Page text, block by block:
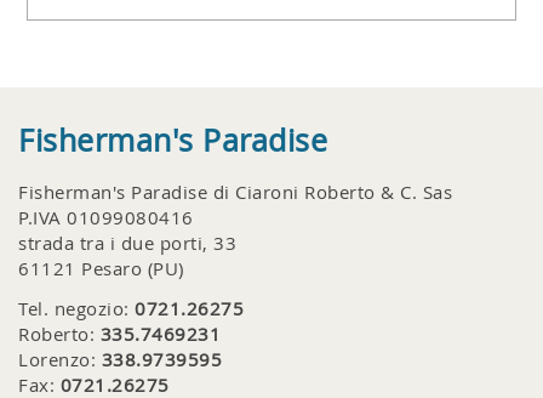
Fisherman's Paradise
Fisherman's Paradise di Ciaroni Roberto & C. Sas
P.IVA 01099080416
strada tra i due porti, 33
61121 Pesaro (PU)
Tel. negozio: 0721.26275
Roberto: 335.7469231
Lorenzo: 338.9739595
Fax: 0721.26275